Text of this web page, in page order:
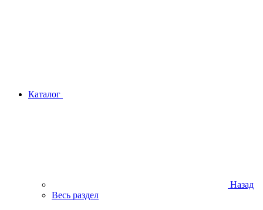
Каталог
Назад
Весь раздел